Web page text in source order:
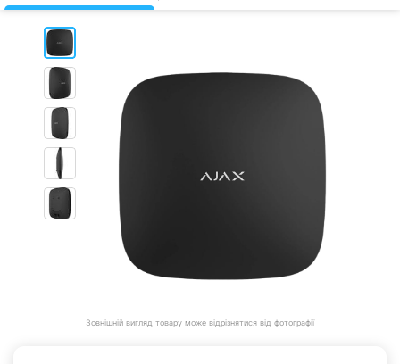
Зовнішній вигляд товару може відрізнятися від фотографії